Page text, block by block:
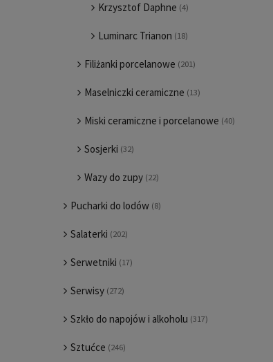
Krzysztof Daphne (4)
Luminarc Trianon (18)
Filiżanki porcelanowe (201)
Maselniczki ceramiczne (13)
Miski ceramiczne i porcelanowe (40)
Sosjerki (32)
Wazy do zupy (22)
Pucharki do lodów (8)
Salaterki (202)
Serwetniki (17)
Serwisy (272)
Szkło do napojów i alkoholu (317)
Sztućce (246)